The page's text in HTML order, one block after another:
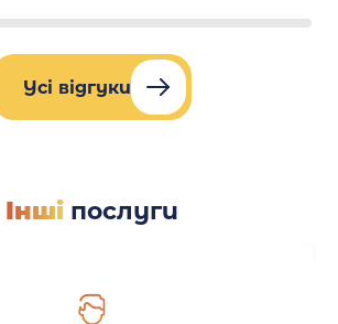
Усі відгуки
Іншіпослуги